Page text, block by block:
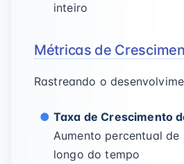
inteiro
Métricas de
Rastreando o
Taxa de Crescimento
Aumento percentual de
longo do tempo